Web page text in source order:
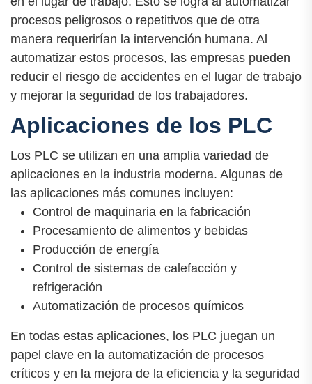
procesos peligrosos o repetitivos que de otra
manera requerirían la intervención humana. Al
automatizar estos procesos, las empresas pueden
reducir el riesgo de accidentes en el lugar de trabajo
y mejorar la seguridad de los trabajadores.
Aplicaciones de los PLC
Los PLC se utilizan en una amplia variedad de
aplicaciones en la industria moderna. Algunas de
las aplicaciones más comunes incluyen:
Control de maquinaria en la fabricación
Procesamiento de alimentos y bebidas
Producción de energía
Control de sistemas de calefacción y
refrigeración
Automatización de procesos químicos
En todas estas aplicaciones, los PLC juegan un
papel clave en la automatización de procesos
críticos y en la mejora de la eficiencia y la seguridad